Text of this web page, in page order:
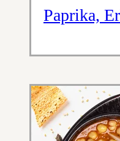
Paprika,